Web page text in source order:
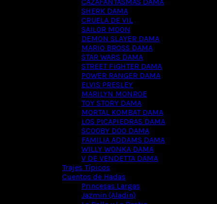
SHERK DAMA
CRUELA DE VIL
SAILOR MOON
DEMON SLAYER DAMA
MARIO BROSS DAMA
STAR WARS DAMA
STREET FIGHTER DAMA
POWER RANGER DAMA
ELVIS PRESLEY
MARILYN MONROE
TOY STORY DAMA
MORTAL KOMBAT DAMA
LOS PICAPIEDRAS DAMA
SCOOBY DOO DAMA
FAMILIA ADDAMS DAMA
WILLY WONKA DAMA
V DE VENDETTA DAMA
Trajes Típicos
Cuentos de Hadas
Princesas Largas
Jazmin (Aladin)